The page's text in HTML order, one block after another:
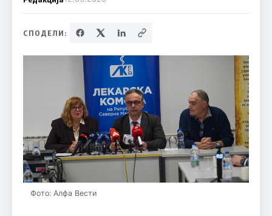
СПОДЕЛИ:
Фото: Алфа Вести